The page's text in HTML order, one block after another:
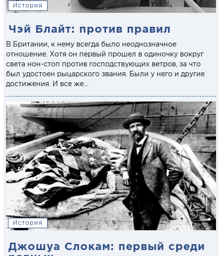
История
Чэй Блайт: против правил
В Британии, к нему всегда было неоднозначное
отношение. Хотя он первый прошел в одиночку вокруг
света нон-стоп против господствующих ветров, за что
был удостоен рыцарского звания. Были у него и другие
достижения. И все же…
История
Джошуа Слокам: первый среди